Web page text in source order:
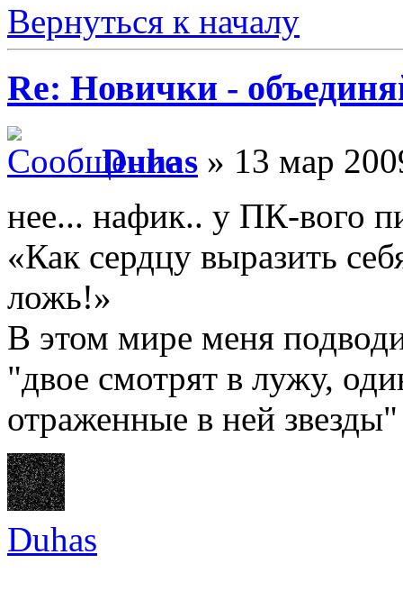
Вернуться к началу
Re: Новички -
Duhas » 13 мар
нее... нафик.. у ПК-вого
«Как сердцу выразить
ложь!»
В этом мире меня
"двое смотрят в лужу,
отраженные в ней звезды"
Duhas